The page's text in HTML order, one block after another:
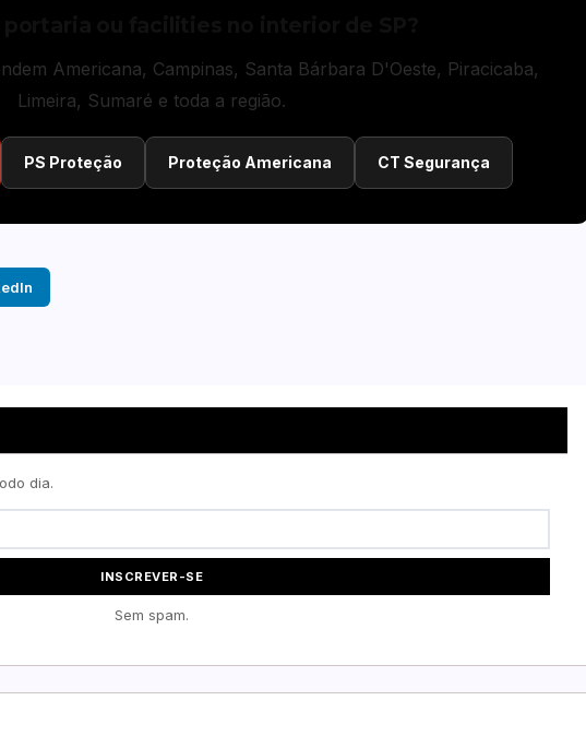
Americana, Campinas, Santa Bárbara D'Oeste, Piracicaba,
Limeira, Sumaré e toda a região.
PS Proteção Proteção Americana CT Segurança
dia.
INSCREVER-SE
Sem spam.